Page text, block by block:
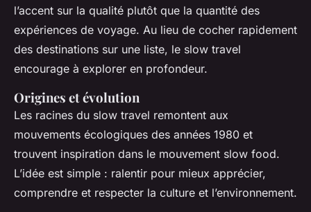
l’accent sur la qualité plutôt que la quantité des
expériences de voyage. Au lieu de cocher rapidement
des destinations sur une liste, le slow travel
encourage à explorer en profondeur.
Origines et évolution
Les racines du slow travel remontent aux
mouvements écologiques des années 1980 et
trouvent inspiration dans le mouvement slow food.
L’idée est simple : ralentir pour mieux apprécier,
comprendre et respecter la culture et l’environnement.